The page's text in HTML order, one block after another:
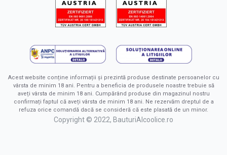
Acest website conține informații și prezintă produse destinate persoanelor cu
vârsta de minim 18 ani. Pentru a beneficia de produsele noastre trebuie să
aveți vârsta de minim 18 ani. Cumpărând produse din magazinul nostru
confirmați faptul că aveți vârsta de minim 18 ani. Ne rezervăm dreptul de a
refuza orice comandă dacă se consideră că este plasată de un minor.
Copyright © 2022, BauturiAlcoolice.ro